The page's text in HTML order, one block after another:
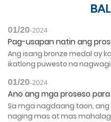
01/20-2024
Ang isang bronze medal ay
ikatlong puwesto na
tumatanggap ng ginto at
pagkakabanggit. Ang
pinasimunuan ng isang
01/20-2024
Sa mga nagdaang taon,
naging mas at mas